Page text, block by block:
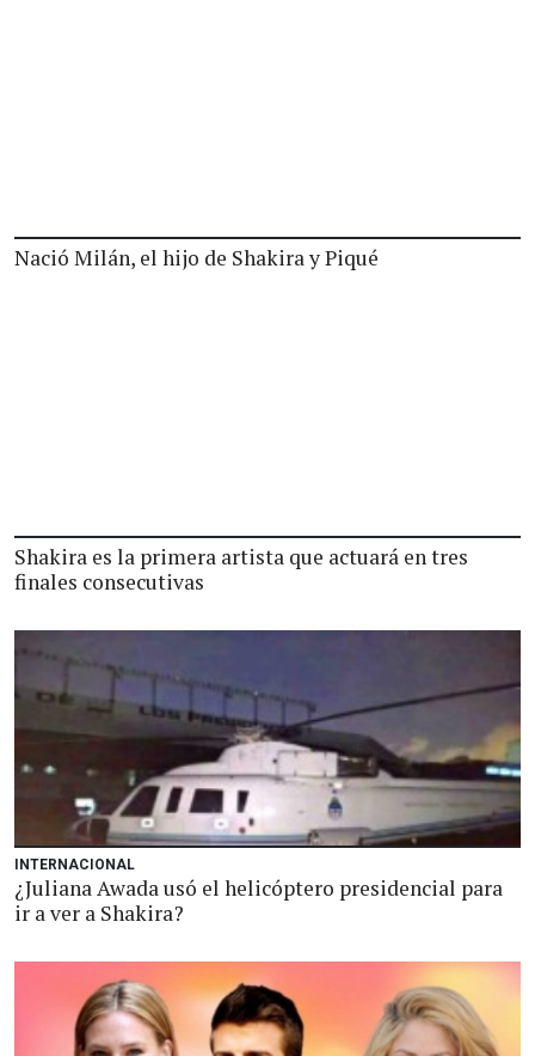
Nació Milán, el hijo de Shakira y Piqué
Shakira es la primera artista que actuará en tres
finales consecutivas
INTERNACIONAL
¿Juliana Awada usó el helicóptero presidencial para
ir a ver a Shakira?